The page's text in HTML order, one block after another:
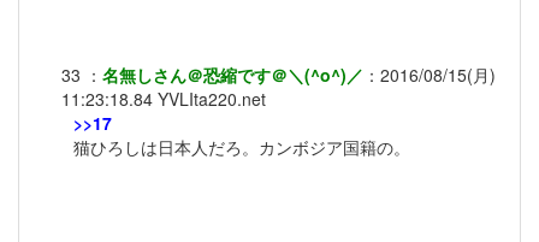
33 ： 名無しさん＠恐縮です＠＼(^o^)／ ： 2016/08/15(月)
11:23:18.84 YVLIta220.net
>>17
猫ひろしは日本人だろ。カンボジア国籍の。